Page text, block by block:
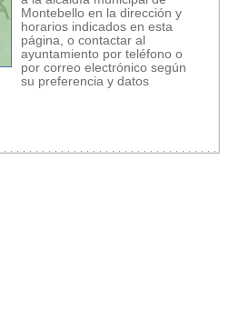
Montebello en la dirección y
horarios indicados en esta
página, o contactar al
ayuntamiento por teléfono o
por correo electrónico según
su preferencia y datos